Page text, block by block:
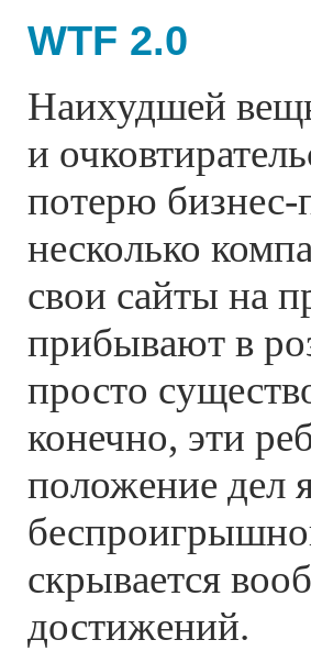
WTF 2.0
Наихудшей
и
потерю бизнес-
несколько
свои сайты на
прибывают в
просто
конечно, эти
положение дел
скрывается
достижений.